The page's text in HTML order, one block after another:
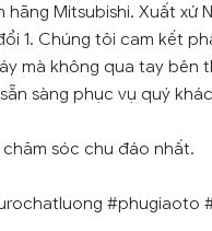
Mitsubishi. Xuất xứ
1. Chúng tôi cam kết
mà không qua tay bên
sàng phục vụ quý
sóc chu đáo nhất.
#phugiaoto